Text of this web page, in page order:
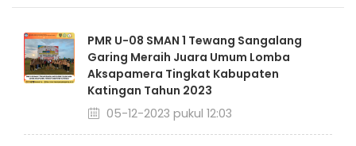
PMR U-08 SMAN 1 Tewang Sangalang
Garing Meraih Juara Umum Lomba
Aksapamera Tingkat Kabupaten
Katingan Tahun 2023
05-12-2023 pukul 12:03